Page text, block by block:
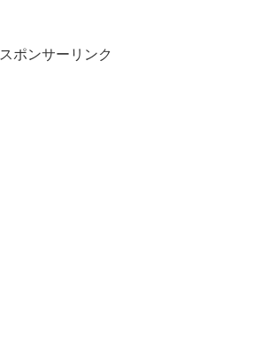
スポンサーリンク